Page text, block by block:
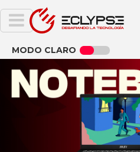
MODO CLARO